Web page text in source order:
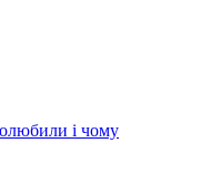
і чому